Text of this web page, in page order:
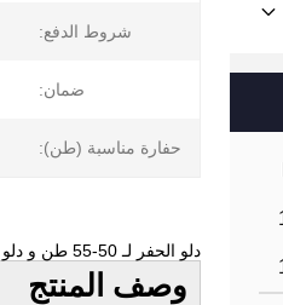
شروط الدفع:
ضمان:
حفارة مناسبة (طن):
دلو الحفر لـ 50-55 طن و دلو تنظيف الحفر دلو الحفر دلو حفر لـ PC500 PC350 SK500
وصف المنتج